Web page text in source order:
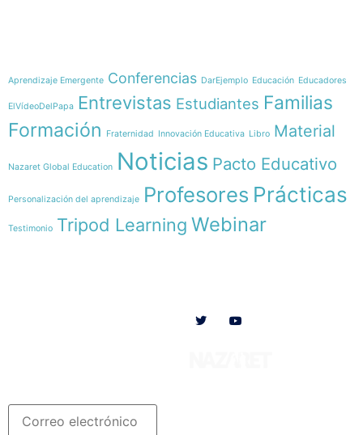
Aprendizaje Emergente Conferencias DarEjemplo Educación Educadores
ElVídeoDelPapa Entrevistas Estudiantes Familias
Formación
Fraternidad Innovación Educativa Libro Material
Nazaret Global Education Noticias Pacto Educativo
Personalización del aprendizaje Profesores Prácticas
Testimonio Tripod Learning Webinar